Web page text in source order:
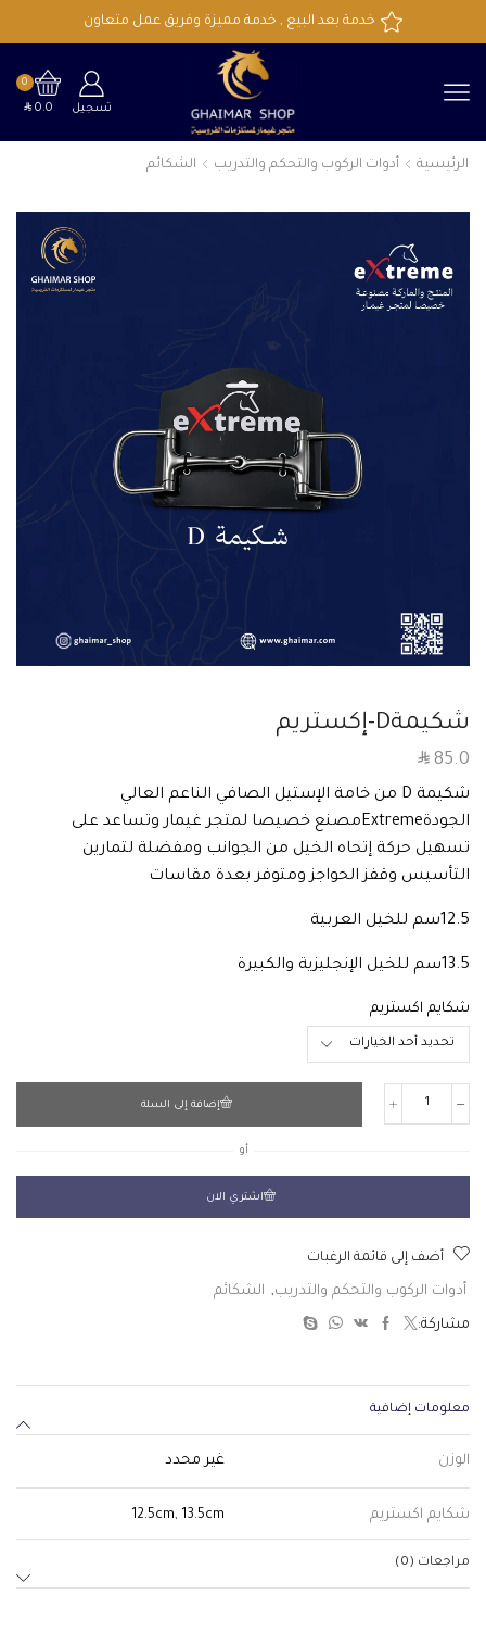
خدمة بعد البيع , خدمة مميزة وفريق عمل متعاون
تسجيل
0
SAR0.0
الرئيسية أدوات الركوب والتحكم والتدريب الشكائم
شكيمةD-إكستريم
SAR 85.0
شكيمة D من خامة الإستيل الصافي الناعم العالي
الجودةExtremeمصنع خصيصا لمتجر غيمار وتساعد على
تسهيل حركة إتحاه الخيل من الجوانب ومفضلة لتمارين
التأسيس وقفز الحواجز ومتوفر بعدة مقاسات
12.5سم للخيل العربية
13.5سم للخيل الإنجليزية والكبيرة
شكايم اكستريم
إضافة إلى السلة
أو
اشتري الان
أضف إلى قائمة الرغبات
أدوات الركوب والتحكم والتدريب, الشكائم
مشاركة:
معلومات إضافية
الوزن غير محدد
شكايم اكستريم 12.5cm, 13.5cm
مراجعات (0)